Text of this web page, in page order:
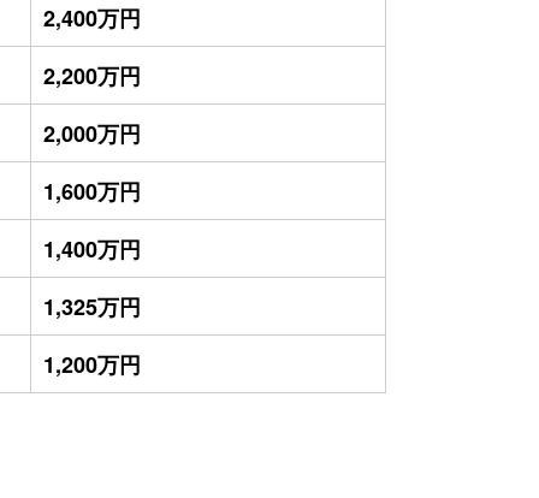
2,400万円
2,200万円
2,000万円
1,600万円
1,400万円
1,325万円
1,200万円